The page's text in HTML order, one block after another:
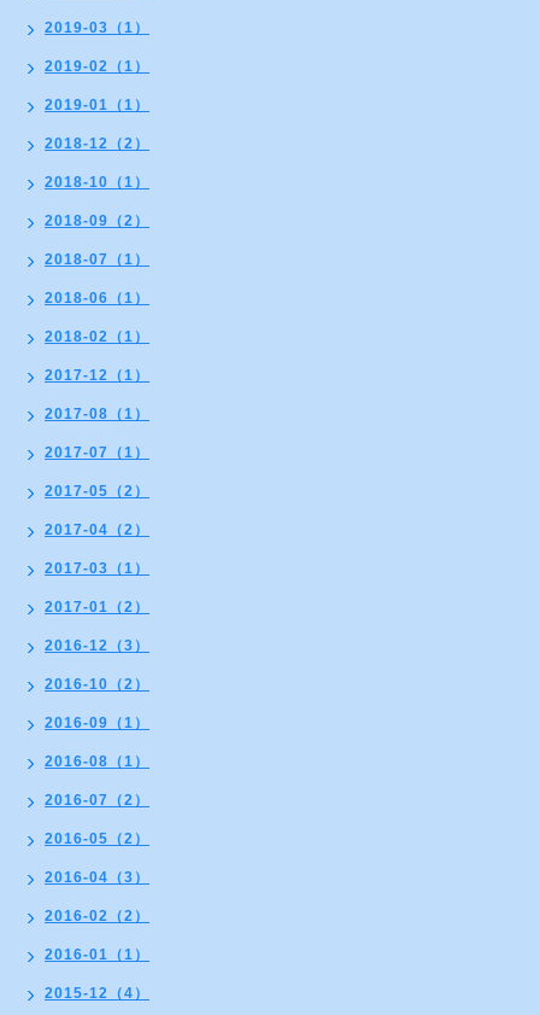
2019-03（1）
2019-02（1）
2019-01（1）
2018-12（2）
2018-10（1）
2018-09（2）
2018-07（1）
2018-06（1）
2018-02（1）
2017-12（1）
2017-08（1）
2017-07（1）
2017-05（2）
2017-04（2）
2017-03（1）
2017-01（2）
2016-12（3）
2016-10（2）
2016-09（1）
2016-08（1）
2016-07（2）
2016-05（2）
2016-04（3）
2016-02（2）
2016-01（1）
2015-12（4）